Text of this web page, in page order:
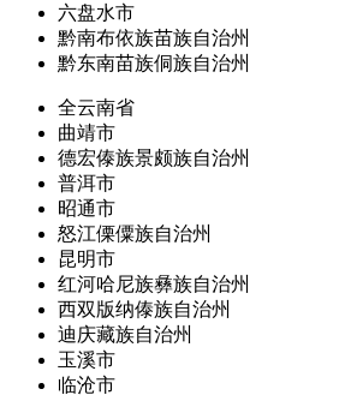
六盘水市
黔南布依族苗族自治州
黔东南苗族侗族自治州
全云南省
曲靖市
德宏傣族景颇族自治州
普洱市
昭通市
怒江傈僳族自治州
昆明市
红河哈尼族彝族自治州
西双版纳傣族自治州
迪庆藏族自治州
玉溪市
临沧市